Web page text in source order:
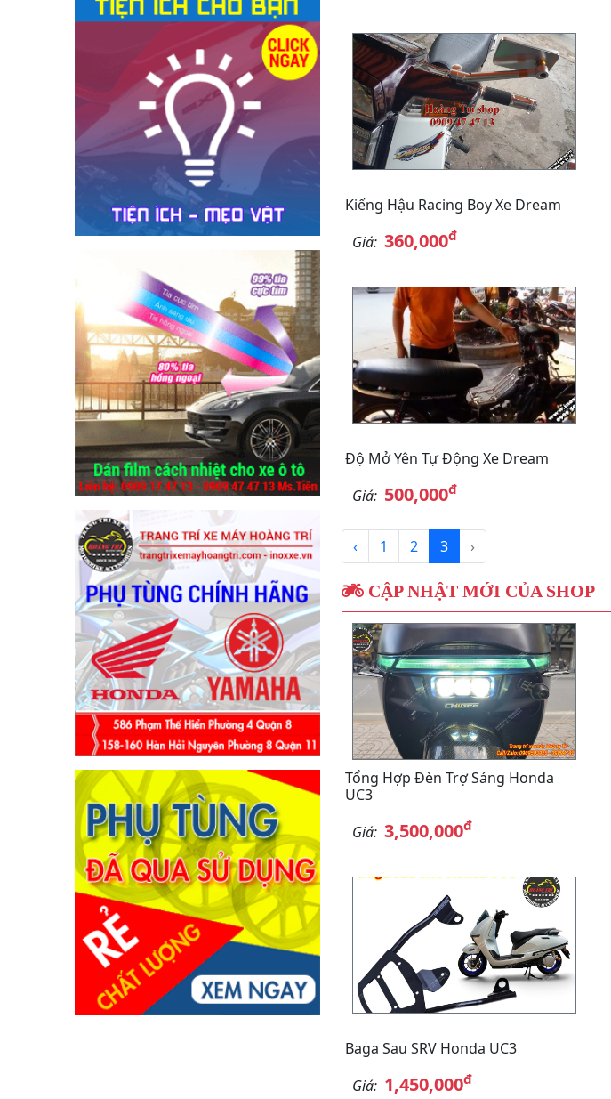
Kiếng Hậu Racing Boy Xe Dream
Giá: 360,000đ
Độ Mở Yên Tự Động Xe Dream
Giá: 500,000đ
‹ 1 2 3 ›
CẬP NHẬT MỚI CỦA SHOP
Tổng Hợp Đèn Trợ Sáng Honda
UC3
Giá: 3,500,000đ
Baga Sau SRV Honda UC3
Giá: 1,450,000đ